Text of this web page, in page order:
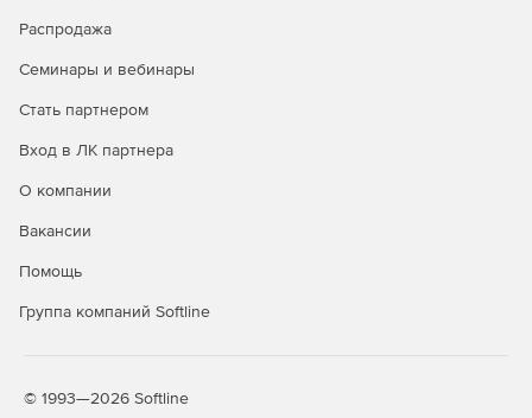
Распродажа
Семинары и вебинары
Стать партнером
Вход в ЛК партнера
О компании
Вакансии
Помощь
Группа компаний Softline
© 1993—2026 Softline